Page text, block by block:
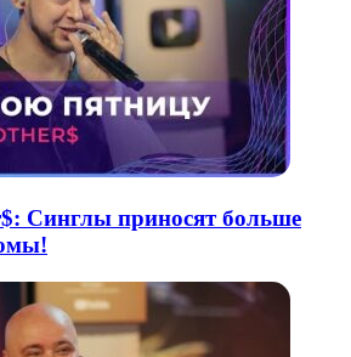
Синглы приносят больше